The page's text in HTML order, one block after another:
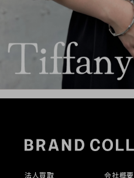
法人買取 会社概要